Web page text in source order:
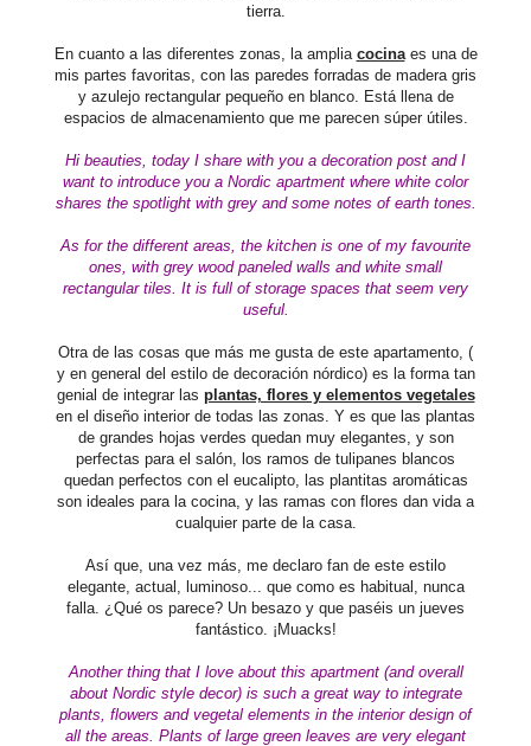
tierra.
En cuanto a las diferentes zonas, la amplia cocinaes una de
mis partes favoritas, con las paredes forradas de madera gris
y azulejo rectangular pequeño en blanco. Está llena de
espacios de almacenamiento que me parecen súper útiles.
Hi beauties, today I share with you a decoration post and I
want to introduce you a Nordic apartment where white color
shares the spotlight with grey and some notes of earth tones.
As for the different areas, the kitchen is one of my favourite
ones, with grey wood paneled walls and white small
rectangular tiles. It is full of storage spaces that seem very
useful.
Otra de las cosas que más me gusta de este apartamento, (
y en general del estilo de decoración nórdico) es la forma tan
genial de integrar las plantas, flores y elementos vegetales
en el diseño interior de todas las zonas. Y es que las plantas
de grandes hojas verdes quedan muy elegantes, y son
perfectas para el salón, los ramos de tulipanes blancos
quedan perfectos con el eucalipto, las plantitas aromáticas
son ideales para la cocina, y las ramas con flores dan vida a
cualquier parte de la casa.
Así que, una vez más, me declaro fan de este estilo
elegante, actual, luminoso... que como es habitual, nunca
falla. ¿Qué os parece? Un besazo y que paséis un jueves
fantástico. ¡Muacks!
Another thing that I love about this apartment (and overall
about Nordic style decor) is such a great way to integrate
plants, flowers and vegetal elements in the interior design of
all the areas. Plants of large green leaves are very elegant